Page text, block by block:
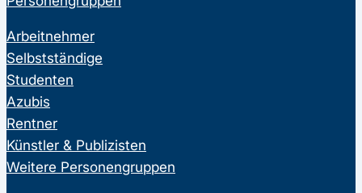
Arbeitnehmer
Selbstständige
Studenten
Azubis
Rentner
Künstler & Publizisten
Weitere Personengruppen